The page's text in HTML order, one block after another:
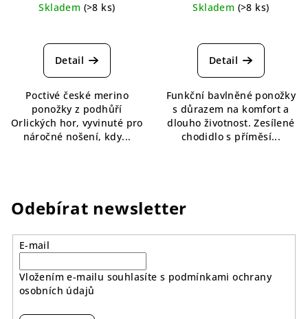
Skladem (>8 ks)
hodnocení
produktu
z
5
hvězdiček.
Detail
Poctivé české merino
ponožky z podhůří
Orlických hor, vyvinuté pro
náročné nošení, kdy...
Skladem (>8 ks)
hodnocení
produktu
z
5
hvězdiček.
Detail
Funkční bavlněné ponožky
s důrazem na komfort a
dlouho životnost. Zesílené
chodidlo s příměsí...
Odebírat newsletter
E-mail
Vložením e-mailu souhlasíte s podmínkami ochrany
osobních údajů